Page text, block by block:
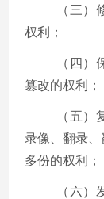
（三
权利；
（四）
篡改的权利；
（五）
录像、翻录
多份的权利；
（六